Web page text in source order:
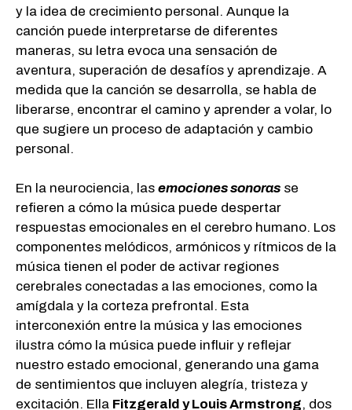
y la idea de crecimiento personal. Aunque la
canción puede interpretarse de diferentes
maneras, su letra evoca una sensación de
aventura, superación de desafíos y aprendizaje. A
medida que la canción se desarrolla, se habla de
liberarse, encontrar el camino y aprender a volar, lo
que sugiere un proceso de adaptación y cambio
personal.
En la neurociencia, las emociones sonoras se
refieren a cómo la música puede despertar
respuestas emocionales en el cerebro humano. Los
componentes melódicos, armónicos y rítmicos de la
música tienen el poder de activar regiones
cerebrales conectadas a las emociones, como la
amígdala y la corteza prefrontal. Esta
interconexión entre la música y las emociones
ilustra cómo la música puede influir y reflejar
nuestro estado emocional, generando una gama
de sentimientos que incluyen alegría, tristeza y
excitación. Ella Fitzgerald y Louis Armstrong, dos